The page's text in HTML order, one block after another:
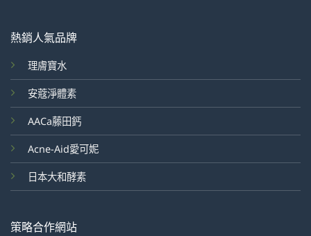
熱銷人氣品牌
理膚寶水
安蔻淨體素
AACa藤田鈣
Acne-Aid愛可妮
日本大和酵素
策略合作網站